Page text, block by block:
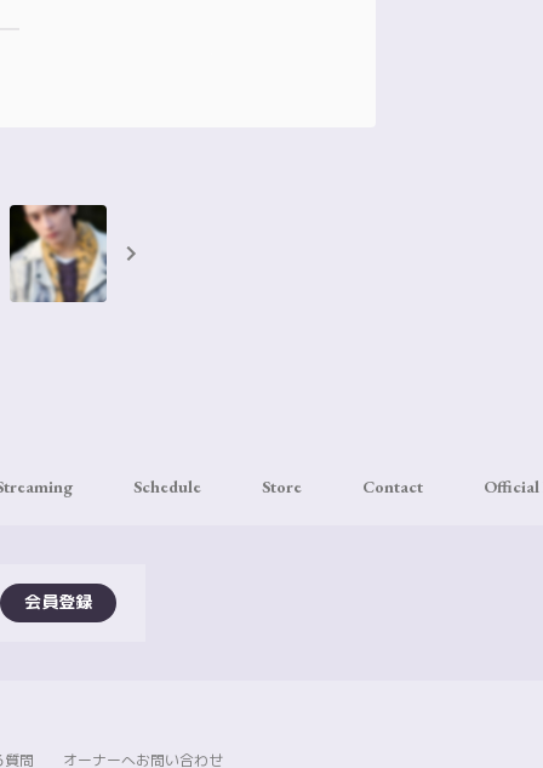
Schedule Store Contact Official
会員登録
質問 オーナーへお問い合わせ